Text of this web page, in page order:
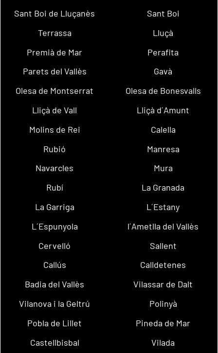
Sant Boi de Lluçanès
Sant Boi
Terrassa
Lluçà
Premià de Mar
Perafita
Parets del Vallès
Gavà
Olesa de Montserrat
Olesa de Bonesvalls
Lliçà de Vall
Lliçà d´Amunt
Molins de Rei
Calella
Rubió
Manresa
Navarcles
Mura
Rubí
La Granada
La Garriga
L´Estany
L´Espunyola
l´Ametlla del Vallès
Cervelló
Sallent
Callús
Calldetenes
Badia del Vallès
Vilassar de Dalt
Vilanova i la Geltrú
Polinyà
Pobla de Lillet
Pineda de Mar
Castellbisbal
Vilada